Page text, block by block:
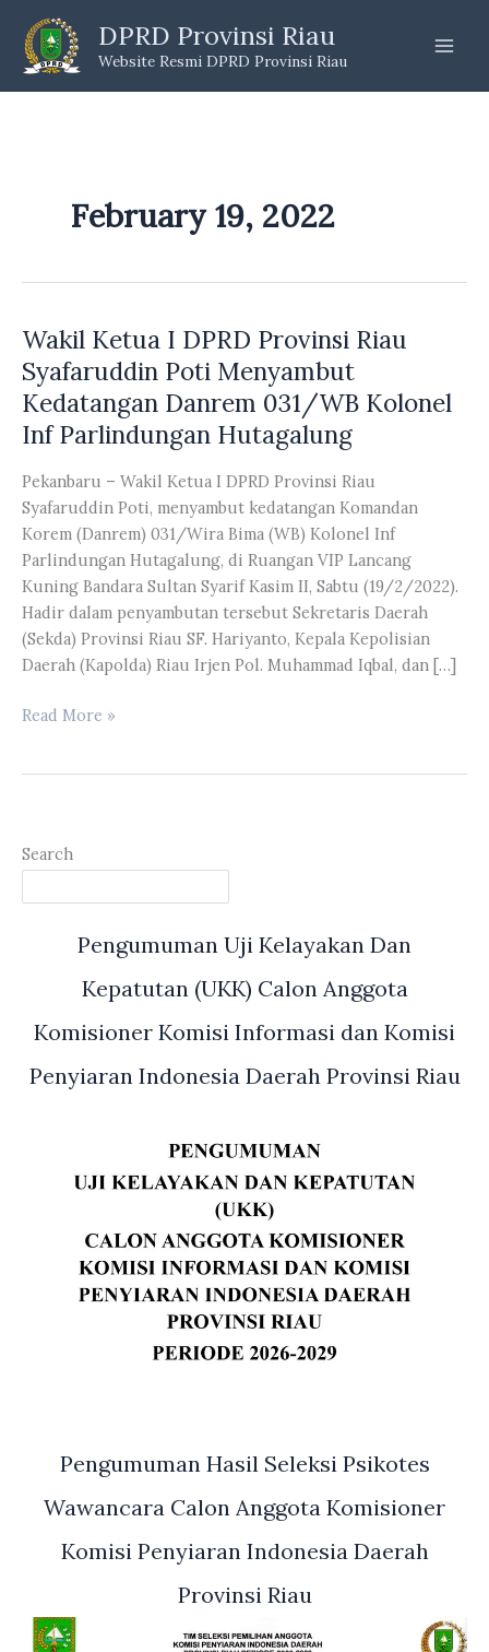
content
DPRD Provinsi Riau
Website Resmi DPRD Provinsi Riau
February 19, 2022
Wakil Ketua I DPRD Provinsi Riau
Syafaruddin Poti Menyambut
Kedatangan Danrem 031/WB Kolonel
Inf Parlindungan Hutagalung
Pekanbaru – Wakil Ketua I DPRD Provinsi Riau
Syafaruddin Poti, menyambut kedatangan Komandan
Korem (Danrem) 031/Wira Bima (WB) Kolonel Inf
Parlindungan Hutagalung, di Ruangan VIP Lancang
Kuning Bandara Sultan Syarif Kasim II, Sabtu (19/2/2022).
Hadir dalam penyambutan tersebut Sekretaris Daerah
(Sekda) Provinsi Riau SF. Hariyanto, Kepala Kepolisian
Daerah (Kapolda) Riau Irjen Pol. Muhammad Iqbal, dan […]
Wakil
Riau
Syafaruddin
Poti
Kedatangan
031/WB
Kolonel
Parlindungan
Read More »
Search
Pengumuman Uji Kelayakan Dan
Kepatutan (UKK) Calon Anggota
Komisioner Komisi Informasi dan Komisi
Penyiaran Indonesia Daerah Provinsi Riau
Pengumuman Hasil Seleksi Psikotes
Wawancara Calon Anggota Komisioner
Komisi Penyiaran Indonesia Daerah
Provinsi Riau